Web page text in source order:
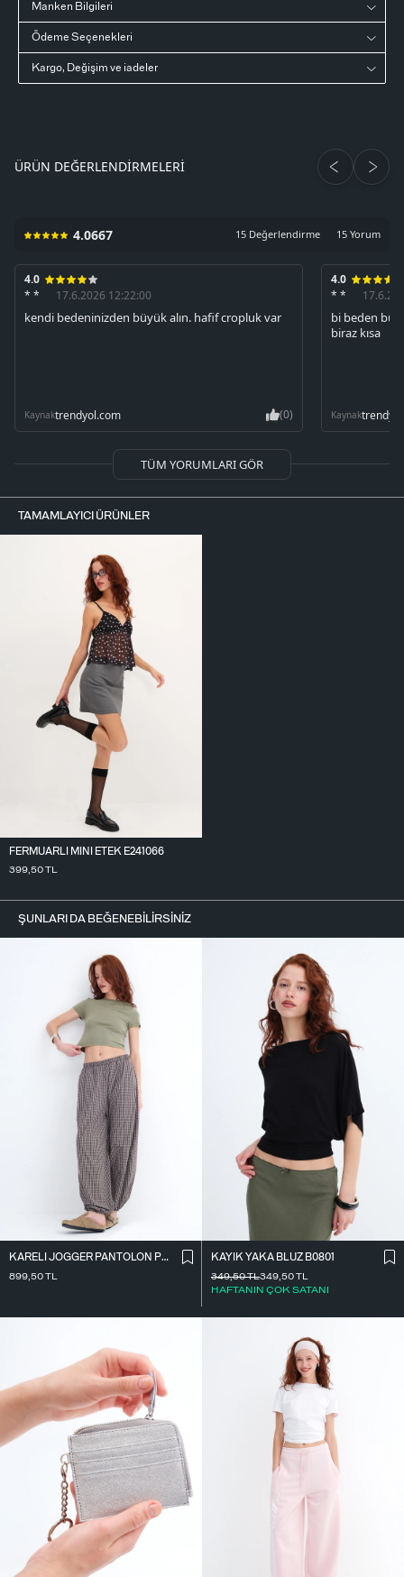
Manken Bilgileri
Ödeme Seçenekleri
Kargo, Değişim ve iadeler
ÜRÜN DEĞERLENDIRMELERI
4.0667 15 Değerlendirme 15 Yorum
4.0
* *
17.6.2026 12:22:00
kendi bedeninizden büyük alın. hafif cropluk var
Kaynaktrendyol.com (0)
4.0
* *
bi beden
biraz kısa
Kaynak
TÜM YORUMLARI GÖR
TAMAMLAYICI ÜRÜNLER
FERMUARLI MINI ETEK E241066
399,50TL
ŞUNLARI DA BEĞENEBILIRSINIZ
KARELI JOGGER PANTOLON PN18222
899,50TL
KAYIK YAKA BLUZ B0801
349,50TL
HAFTANIN ÇOK SATANI
349,50TL